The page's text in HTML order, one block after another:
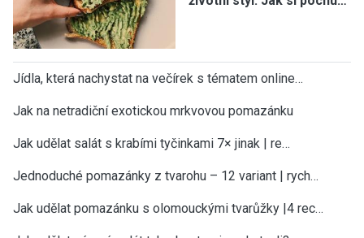
Jídla, která nachystat na večírek s tématem online…
Jak na netradiční exotickou mrkvovou pomazánku
Jak udělat salát s krabími tyčinkami 7× jinak | re…
Jednoduché pomazánky z tvarohu – 12 variant | rych…
Jak udělat pomazánku s olomouckými tvarůžky |4 rec…